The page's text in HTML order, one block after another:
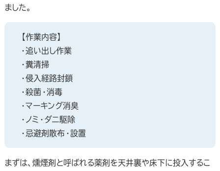
ました。
【作業内容】
・追い出し作業
・糞清掃
・侵入経路封鎖
・殺菌・消毒
・マーキング消臭
・ノミ・ダニ駆除
・忌避剤散布・設置
まずは、燻煙剤と呼ばれる薬剤を天井裏や床下に投入するこ